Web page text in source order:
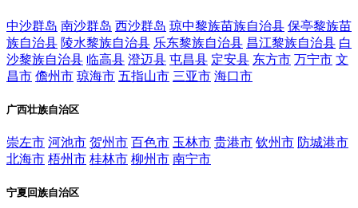
中沙群岛 南沙群岛 西沙群岛 琼中黎族苗族自治县 保亭黎族苗
族自治县 陵水黎族自治县 乐东黎族自治县 昌江黎族自治县 白
沙黎族自治县 临高县 澄迈县 屯昌县 定安县 东方市 万宁市 文
昌市 儋州市 琼海市 五指山市 三亚市 海口市
广西壮族自治区
崇左市 河池市 贺州市 百色市 玉林市 贵港市 钦州市 防城港市
北海市 梧州市 桂林市 柳州市 南宁市
宁夏回族自治区